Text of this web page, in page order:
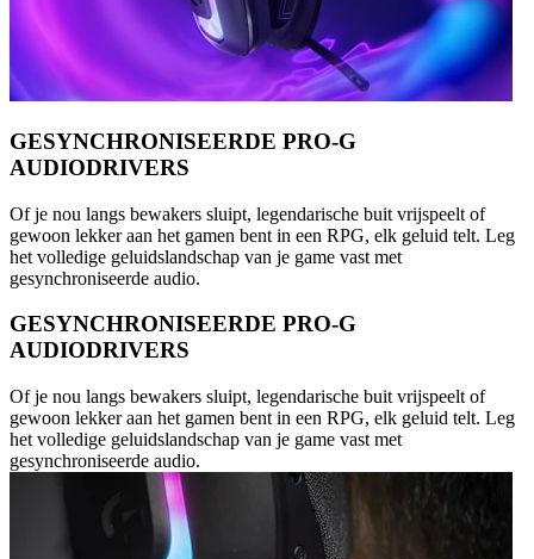
GESYNCHRONISEERDE PRO-G
AUDIODRIVERS
Of je nou langs bewakers sluipt, legendarische buit vrijspeelt of
gewoon lekker aan het gamen bent in een RPG, elk geluid telt. Leg
het volledige geluidslandschap van je game vast met
gesynchroniseerde audio.
GESYNCHRONISEERDE PRO-G
AUDIODRIVERS
Of je nou langs bewakers sluipt, legendarische buit vrijspeelt of
gewoon lekker aan het gamen bent in een RPG, elk geluid telt. Leg
het volledige geluidslandschap van je game vast met
gesynchroniseerde audio.